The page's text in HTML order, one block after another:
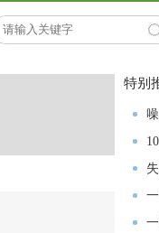
特别
流检
GaN
低失
片，